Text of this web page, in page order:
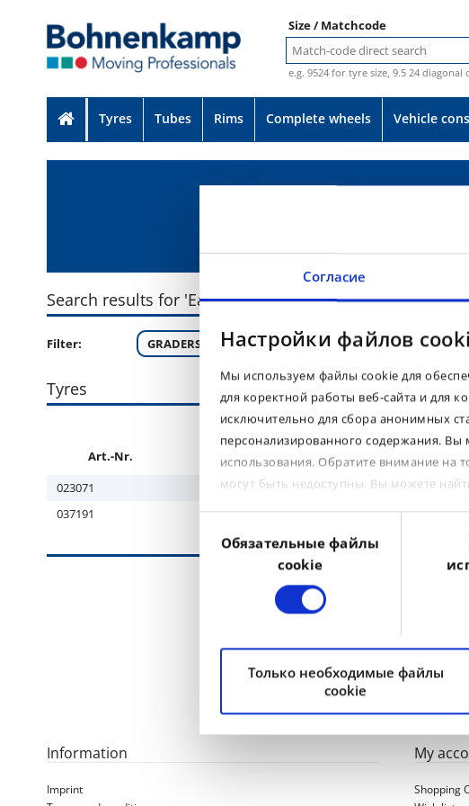
Согласие
Настройки файлов
Мы используем файлы cookie для
для коректной работы веб-сайта и для
исключительно для сбора анонимных
персонализированного содержания.
использования. Обратите внимание на
могут быть недоступны. Вы можете
согласия
Обязательные файлы
cookie
Только необходимые файлы
cookie
Size / Matchcode
e.g. 9524 for tyre size, 9.5 24 diagonal
Tyres Tubes Rims Complete wheels Vehicle
Search results for 'Earthmax SR 23'
Filter: GRADERS (2)
Tyres
Art.-Nr. Subgroup Tyre size R /
023071
CONSTR 15.5R25
037191
CONSTR 17.5R25
Information
Imprint
My
Shopping